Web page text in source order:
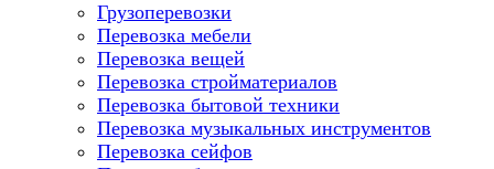
Грузоперевозки
Перевозка мебели
Перевозка вещей
Перевозка стройматериалов
Перевозка бытовой техники
Перевозка музыкальных инструментов
Перевозка сейфов